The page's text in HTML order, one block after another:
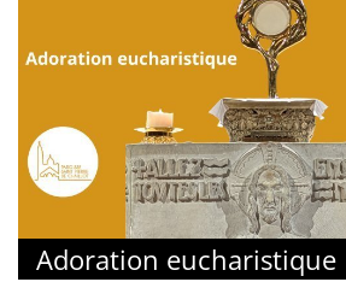
Adoration eucharistique